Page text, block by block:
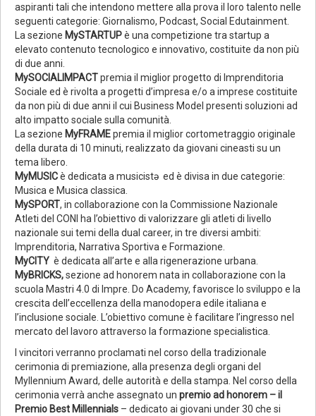
aspiranti tali che intendono mettere alla prova il loro talento nelle
seguenti categorie: Giornalismo, Podcast, Social Edutainment.
La sezione MySTARTUPè una competizione tra startup a
elevato contenuto tecnologico e innovativo, costituite da non più
di due anni.
MySOCIALIMPACTpremia il miglior progetto di Imprenditoria
Sociale ed è rivolta a progetti d’impresa e/o a imprese costituite
da non più di due anni il cui Business Model presenti soluzioni ad
alto impatto sociale sulla comunità.
La sezione MyFRAMEpremia il miglior cortometraggio originale
della durata di 10 minuti, realizzato da giovani cineasti su un
tema libero.
MyMUSICè dedicata a musicistə ed è divisa in due categorie:
Musica e Musica classica.
MySPORT, in collaborazione con la Commissione Nazionale
Atleti del CONI ha l’obiettivo di valorizzare gli atleti di livello
nazionale sui temi della dual career, in tre diversi ambiti:
Imprenditoria, Narrativa Sportiva e Formazione.
MyCITY è dedicata all’arte e alla rigenerazione urbana.
MyBRICKS,sezione ad honorem nata in collaborazione con la
scuola Mastri 4.0 di Impre. Do Academy, favorisce lo sviluppo e la
crescita dell’eccellenza della manodopera edile italiana e
l’inclusione sociale. L’obiettivo comune è facilitare l’ingresso nel
mercato del lavoro attraverso la formazione specialistica.
I vincitori verranno proclamati nel corso della tradizionale
cerimonia di premiazione, alla presenza degli organi del
Myllennium Award, delle autorità e della stampa. Nel corso della
cerimonia verrà anche assegnato un premio ad honorem – il
Premio Best Millennials – dedicato ai giovani under 30 che si